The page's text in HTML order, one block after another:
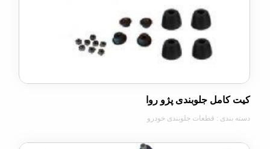
جلوبندی پژو روا
: قطعات جلوبندی خودرو